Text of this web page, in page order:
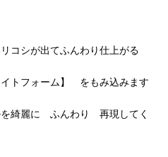
コシが出てふんわり仕上がる
トフォーム】 をもみ込みます
を綺麗に ふんわり 再現してく